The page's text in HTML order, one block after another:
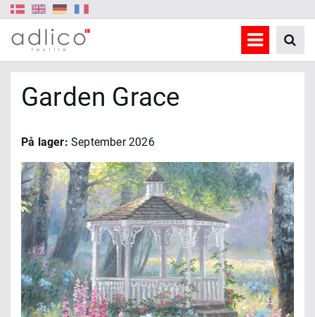
Garden Grace
På lager: September 2026